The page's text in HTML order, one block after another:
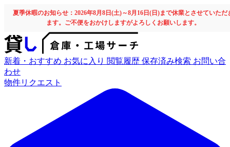
夏季休暇のお知らせ：2026年8月8日(土)～8月16日(日)まで休業とさせていただ
ます。ご不便をおかけしますがよろしくお願いします。
新着・おすすめ お気に入り 閲覧履歴 保存済み検索 お問い合
わせ
物件リクエスト